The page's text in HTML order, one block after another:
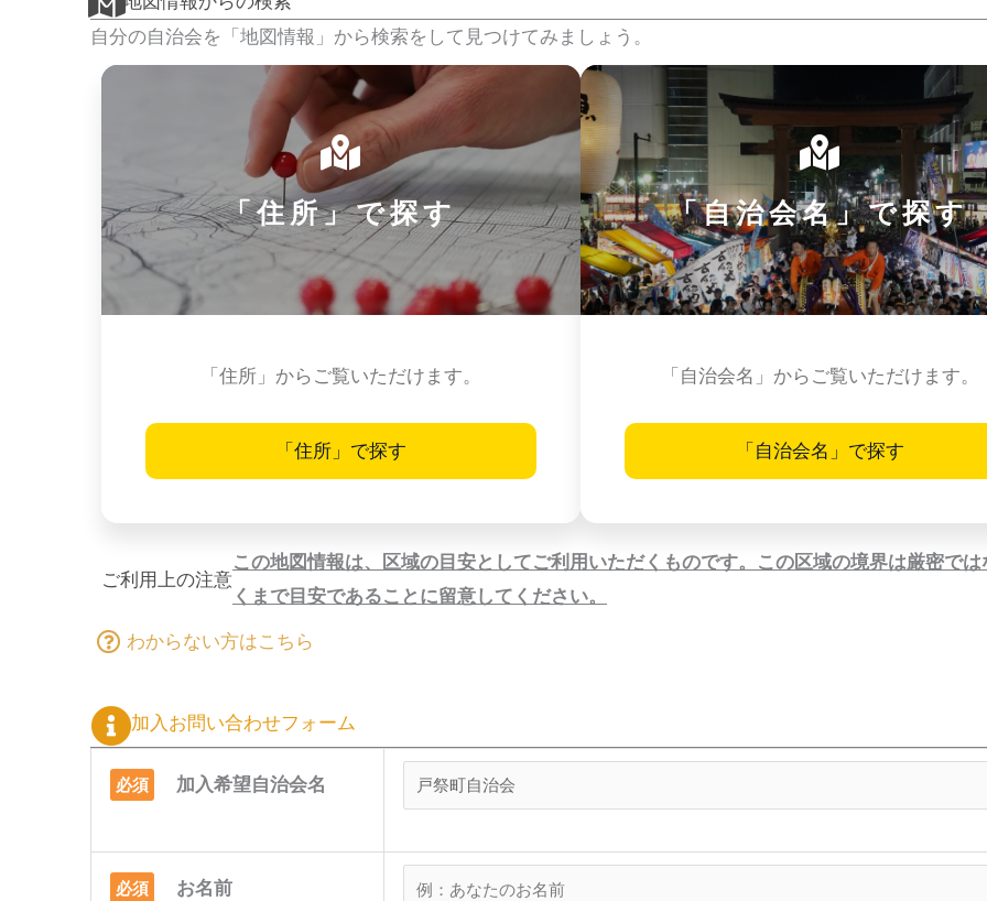
自分の自治会を「地図情報」から検索をして見つけてみましょう。
「住所」で探す
「住所」からご覧いただけます。
「住所」で探す
「自治会名」で探す
「自治会名」からご覧いただけます。
「自治会名」で探す
ご利用上の注意
この地図情報は、区域の目安としてご利用いただくものです。この区域の境界は厳密では
くまで目安であることに留意してください。
わからない方はこちら
加入お問い合わせフォーム
必須 加入希望自治会名
必須 お名前